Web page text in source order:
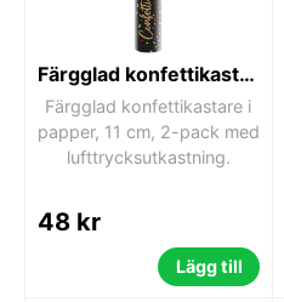
Färgglad konfettikastare 11 cm 2-pack
Färgglad konfettikastare i
papper, 11 cm, 2-pack med
lufttrycksutkastning.
48 kr
Lägg till